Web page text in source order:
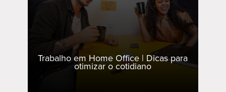
Trabalho em Home Office | Dicas para
otimizar o cotidiano